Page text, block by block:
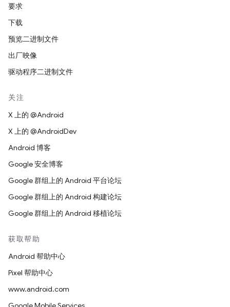
要求
下载
预览二进制文件
出厂映像
驱动程序二进制文件
关注
X 上的 @Android
X 上的 @AndroidDev
Android 博客
Google 安全博客
Google 群组上的 Android 平台论坛
Google 群组上的 Android 构建论坛
Google 群组上的 Android 移植论坛
获取帮助
Android 帮助中心
Pixel 帮助中心
www.android.com